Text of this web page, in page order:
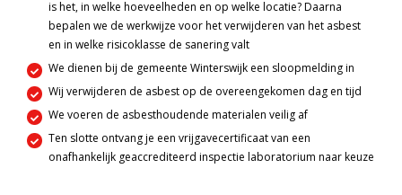
is het, in welke hoeveelheden en op welke locatie? Daarna
bepalen we de werkwijze voor het verwijderen van het asbest
en in welke risicoklasse de sanering valt
We dienen bij de gemeente Winterswijk een sloopmelding in
Wij verwijderen de asbest op de overeengekomen dag en tijd
We voeren de asbesthoudende materialen veilig af
Ten slotte ontvang je een vrijgavecertificaat van een
onafhankelijk geaccrediteerd inspectie laboratorium naar keuze